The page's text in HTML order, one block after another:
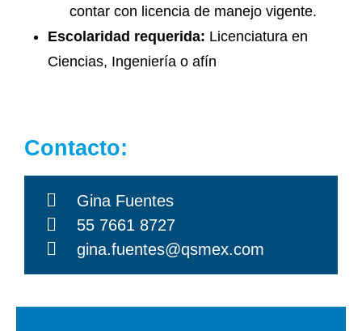
contar con licencia de manejo vigente.
Escolaridad requerida: Licenciatura en
Ciencias, Ingeniería o afín
Contacto:
Gina Fuentes
55 7661 8727
gina.fuentes@qsmex.com